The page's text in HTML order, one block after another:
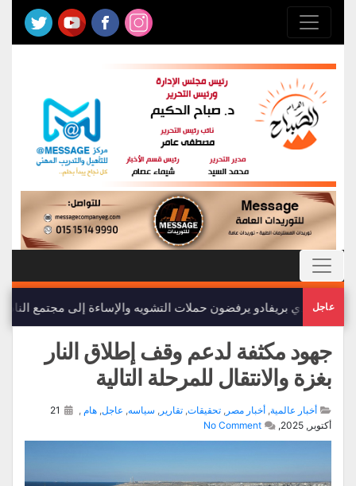
عاجل
أعضاء نادي بريفادو يرفضون حملات التشويه والإساءة إلى مجتمع النادي
جهود مكثفة لدعم وقف إطلاق النار
بغزة والانتقال للمرحلة التالية
أخبار عالمية, أخبار مصر , تحقيقات, تقارير , سياسه, عاجل, هام ,
21
أكتوبر, 2025,
No Comment